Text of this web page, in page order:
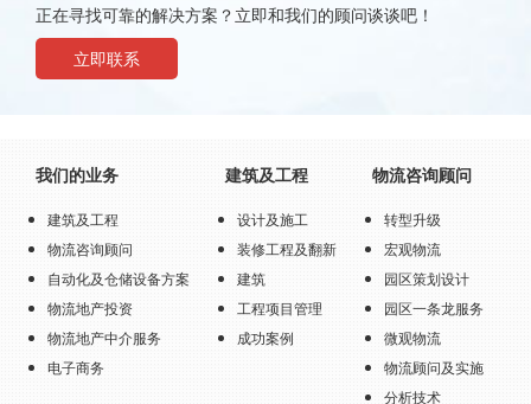
正在寻找可靠的解决方案？立即和我们的顾问谈谈吧！
立即联系
我们的业务
建筑及工程
物流咨询顾问
自动化及仓储设备方案
物流地产投资
物流地产中介服务
电子商务
建筑及工程
设计及施工
装修工程及翻新
建筑
工程项目管理
成功案例
物流咨询顾问
转型升级
宏观物流
园区策划设计
园区一条龙服务
微观物流
物流顾问及实施
分析技术